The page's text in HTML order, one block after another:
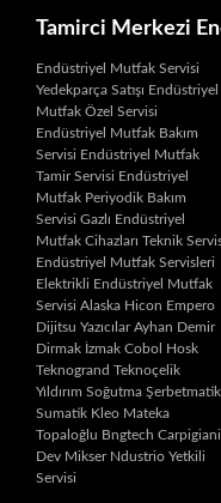
İçeriğe
Tamirci Merkezi
Endüstriyel Mutfak Servisi
Yedekparça Satışı Endüstriyel
Mutfak Özel Servisi
Endüstriyel Mutfak Bakım
Servisi Endüstriyel Mutfak
Tamir Servisi Endüstriyel
Mutfak Periyodik Bakım
Servisi Gazlı Endüstriyel
Mutfak Cihazları Teknik
Endüstriyel Mutfak Servisleri
Elektrikli Endüstriyel Mutfak
Servisi Alaska Hicon Empero
Dijitsu Yazıcılar Ayhan Demir
Dirmak İzmak Cobol Hosk
Teknogrand Teknoçelik
Yıldırım Soğutma Şerbetmatik
Sumatik Kleo Mateka
Topaloğlu Bngtech Carpigiani
Dev Mikser Ndustrio Yetkili
Servisi